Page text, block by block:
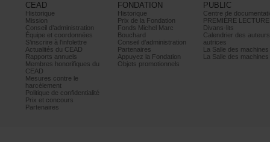
CEAD
Historique
Mission
Conseild’administration
Équipeetcoordonnées
S’inscrireàl’infolettre
ActualitésduCEAD
Rapportsannuels
Membreshonorifiquesdu
CEAD
Mesurescontrele
harcèlement
Politiquedeconfidentialité
Prixetconcours
Partenaires
FONDATION
Historique
PrixdelaFondation
FondsMichelMarc
Bouchard
Conseild’administration
Partenaires
AppuyezlaFondation
Objetspromotionnels
PUBLIC
PREMIÈRELECTURE
Divans-lits
autrices